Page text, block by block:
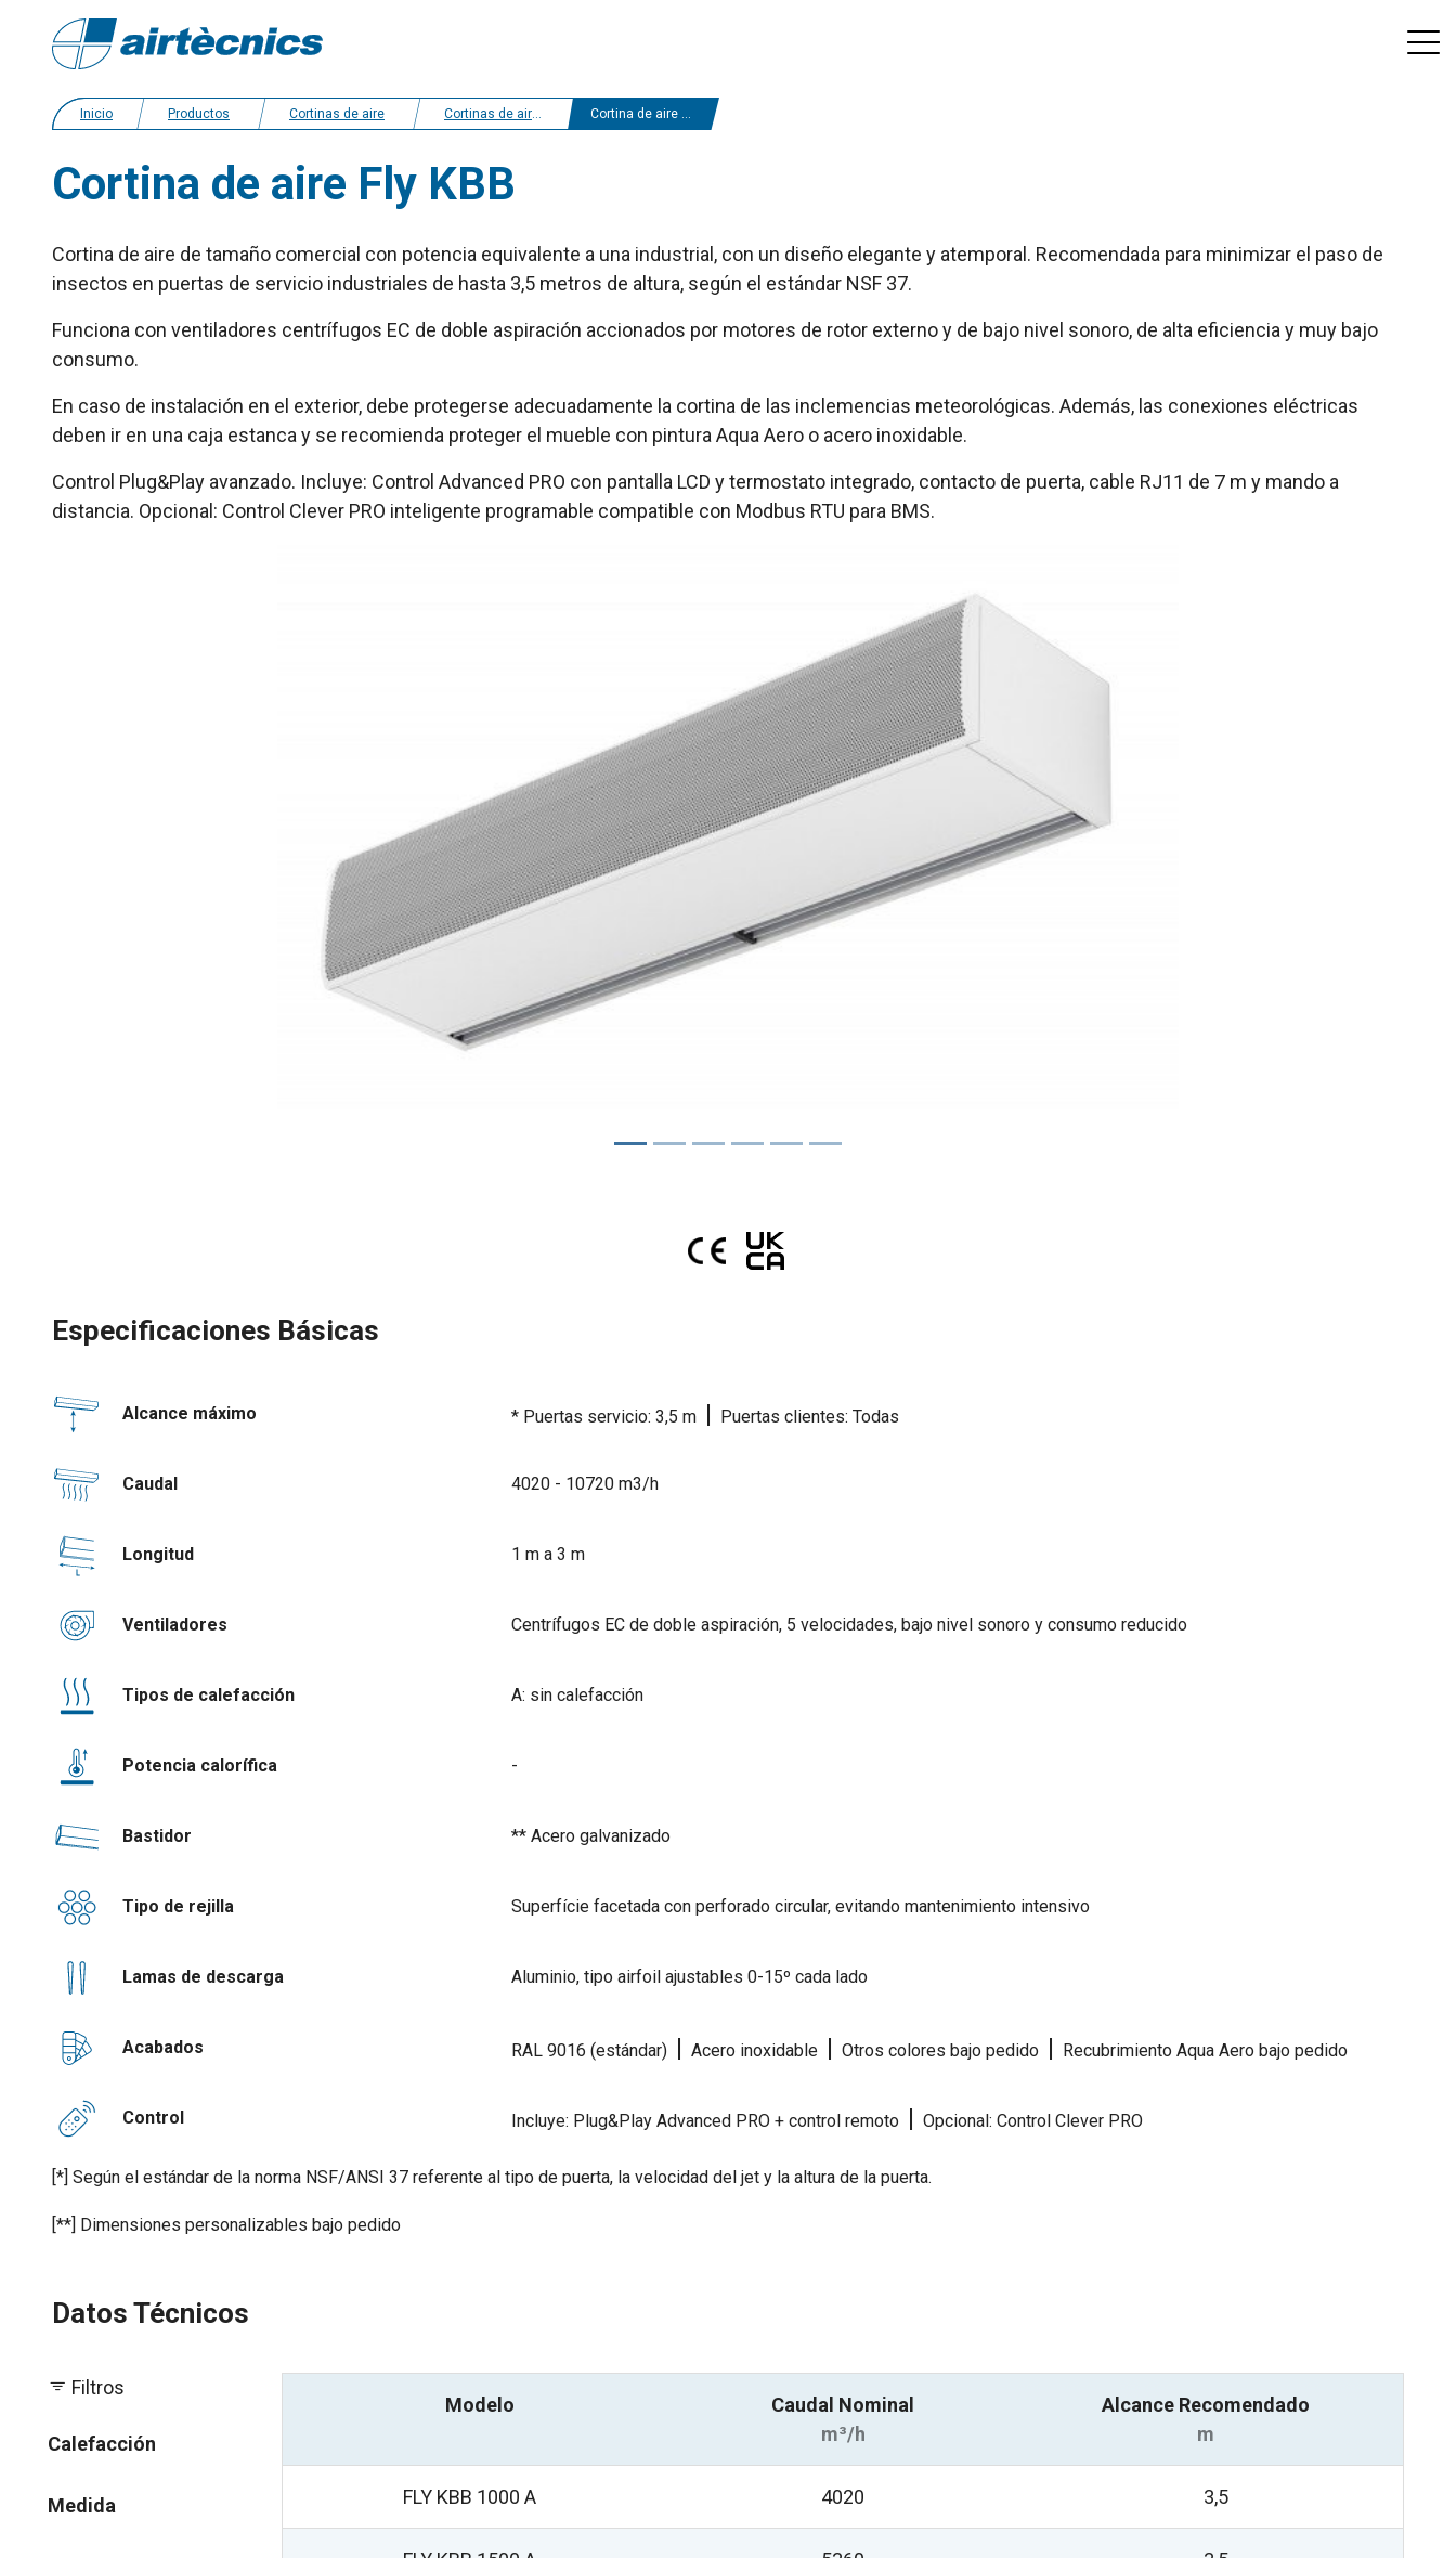
Inicio Productos Cortinas de aire Cortinas de aire antinsectos Cortina de aire Fly KBB
Cortina de aire Fly KBB
Cortina de aire de tamaño comercial con potencia equivalente a una industrial, con un diseño elegante y atemporal. Recomendada para minimizar el paso de
insectos en puertas de servicio industriales de hasta 3,5 metros de altura, según el estándar NSF 37.
Funciona con ventiladores centrífugos EC de doble aspiración accionados por motores de rotor externo y de bajo nivel sonoro, de alta eficiencia y muy bajo
consumo.
En caso de instalación en el exterior, debe protegerse adecuadamente la cortina de las inclemencias meteorológicas. Además, las conexiones eléctricas
deben ir en una caja estanca y se recomienda proteger el mueble con pintura Aqua Aero o acero inoxidable.
Control Plug&Play avanzado. Incluye: Control Advanced PRO con pantalla LCD y termostato integrado, contacto de puerta, cable RJ11 de 7 m y mando a
distancia. Opcional: Control Clever PRO inteligente programable compatible con Modbus RTU para BMS.
Especificaciones Básicas
Alcance máximo * Puertas servicio: 3,5 m | Puertas clientes: Todas
Caudal 4020 - 10720 m3/h
Longitud 1 m a 3 m
Ventiladores Centrífugos EC de doble aspiración, 5 velocidades, bajo nivel sonoro y consumo reducido
Tipos de calefacción A: sin calefacción
Potencia calorífica -
Bastidor ** Acero galvanizado
Tipo de rejilla Superfície facetada con perforado circular, evitando mantenimiento intensivo
Lamas de descarga Aluminio, tipo airfoil ajustables 0-15º cada lado
Acabados RAL 9016 (estándar) | Acero inoxidable | Otros colores bajo pedido | Recubrimiento Aqua Aero bajo pedido
Control Incluye: Plug&Play Advanced PRO + control remoto | Opcional: Control Clever PRO
[*] Según el estándar de la norma NSF/ANSI 37 referente al tipo de puerta, la velocidad del jet y la altura de la puerta.
[**] Dimensiones personalizables bajo pedido
Datos Técnicos
Filtros
Calefacción
Medida
Modelo
Caudal Nominal
m³/h
Alcance Recomendado
m
FLY KBB 1000 A 4020 3,5